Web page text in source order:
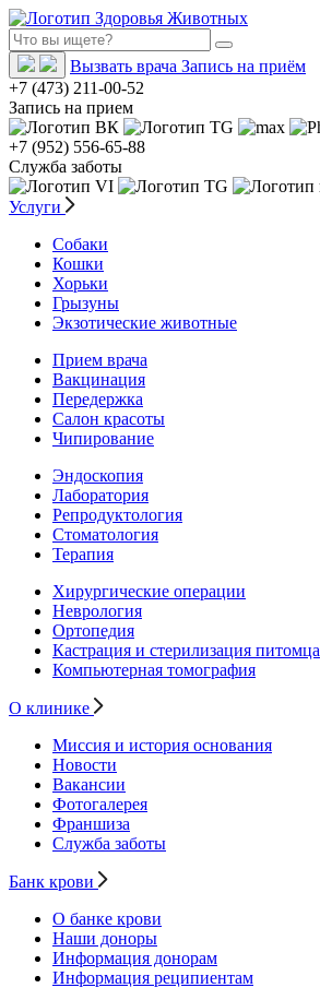
Вызвать врача Запись на приём
+7 (473) 211-00-52
Запись на прием
+7 (952) 556-65-88
Служба заботы
Услуги
Собаки
Кошки
Хорьки
Грызуны
Экзотические животные
Прием врача
Вакцинация
Передержка
Салон красоты
Чипирование
Эндоскопия
Лаборатория
Репродуктология
Стоматология
Терапия
Хирургические операции
Неврология
Ортопедия
Кастрация и стерилизация питомца
Компьютерная томография
О клинике
Миссия и история основания
Новости
Вакансии
Фотогалерея
Франшиза
Служба заботы
Банк крови
О банке крови
Наши доноры
Информация донорам
Информация реципиентам